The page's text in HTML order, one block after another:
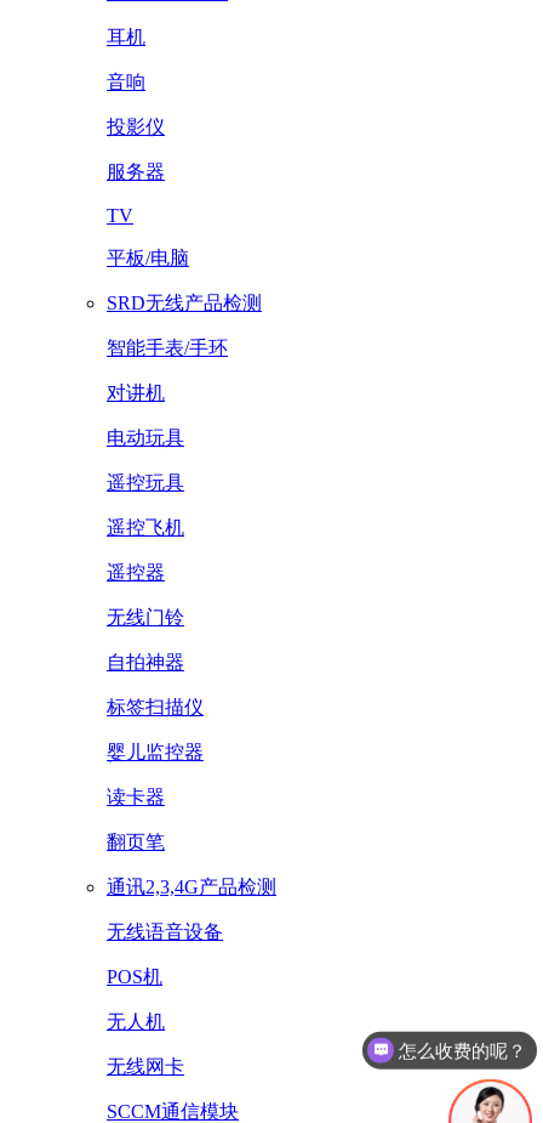
耳机
音响
投影仪
服务器
TV
平板/电脑
SRD无线产品检测
智能手表/手环
对讲机
电动玩具
遥控玩具
遥控飞机
遥控器
无线门铃
自拍神器
标签扫描仪
婴儿监控器
读卡器
翻页笔
通讯2,3,4G产品检测
无线语音设备
POS机
无人机
无线网卡
SCCM通信模块
办理流程是什么？